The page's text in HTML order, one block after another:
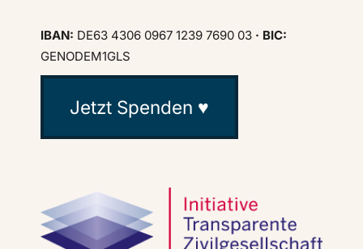
IBAN: DE63 4306 0967 1239 7690 03 · BIC:
GENODEM1GLS
Jetzt Spenden ♥